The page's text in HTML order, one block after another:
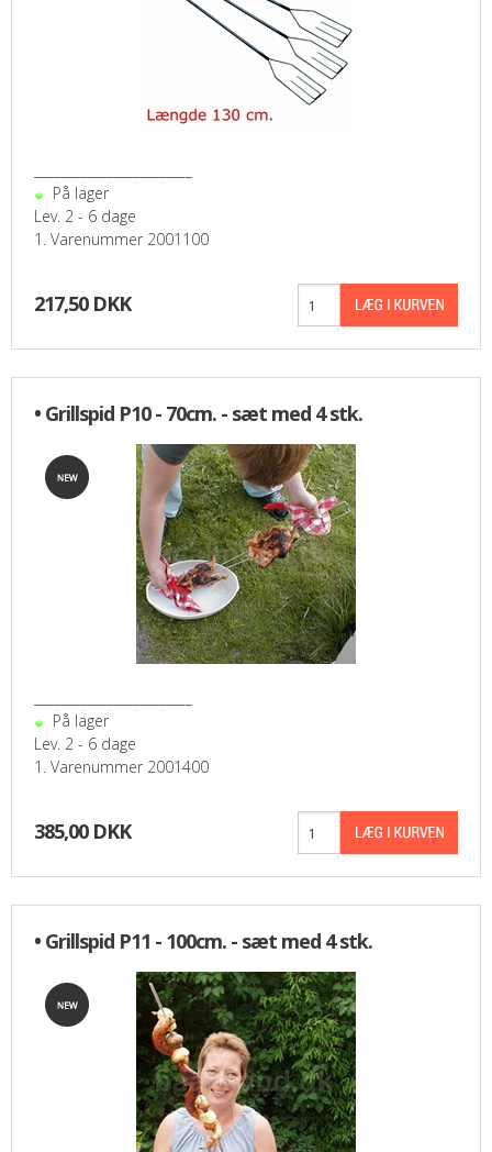
På lager
Lev. 2 - 6 dage
1. Varenummer 2001100
217,50 DKK
• Grillspid P10 - 70cm. - sæt med 4 stk.
På lager
Lev. 2 - 6 dage
1. Varenummer 2001400
385,00 DKK
• Grillspid P11 - 100cm. - sæt med 4 stk.